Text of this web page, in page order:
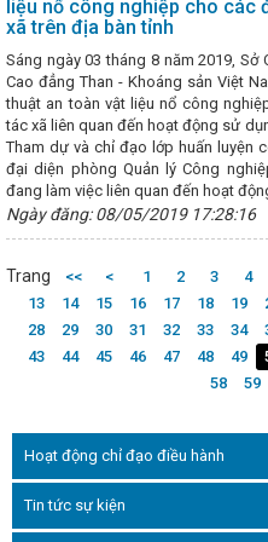
sở công nghiệp nông thôn Hà
Ngày Doanh nhân Việt Nam
Chính phủ về Thương mại với
mệnh toàn quyền Hợp chúng
2024
Tập trung chỉ đạo,
Thứ trưởng Nguyễn Hoàng
của Tổng Bí thư Tô Lâm
Hà Tĩnh có 9 sản phẩm đạt
của Ban Thường vụ Đảng ủy
bộ cấp huyện và tương đương
là Chủ đề cho ngày Thương
khai nhiệm vụ 2026 của Đảng
pháp hỗ trợ doanh nghiệp,
doanh nghiệp trong vấn đề
trang trọng Lễ Kỷ niệm 260
Tĩnh tổ chức chương trình
động Tháng công nhân năm
TĨNH NĂM 2024
Chủ tịch Quốc hội: Hoàn
hoạt động kỷ niệm Ngày Phụ nữ
liệu nổ công nghiệp cho các
xã trên địa bàn tỉnh
Sáng ngày 03 tháng 8 năm 2019, Sở
Cao đẳng Than - Khoáng sản Việt
thuật an toàn vật liệu nổ công
tác xã liên quan đến hoạt động sử
Tham dự và chỉ đạo lớp huấn luyện
đại diện phòng Quản lý Công
đang làm việc liên quan đến hoạt
Ngày đăng: 08/05/2019 17:28:16
Trang << < 1 2 3 4
13
14 15 16 17 18 19
28
29 30 31 32 33 34
43
44 45 46 47 48 49
58
59
Hoạt động chỉ đạo điều hành
Tin tức sự kiện